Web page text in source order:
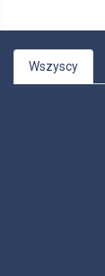
Wszyscy